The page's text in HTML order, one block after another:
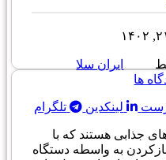
ایران سلا
ها
لینکدین تلگرام
جذابی هستند که با
به واسطه دستگاه